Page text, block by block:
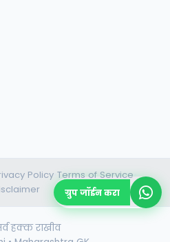
Policy• Terms of Service•
हक्क राखीव
ग्रुप जॉईन करा